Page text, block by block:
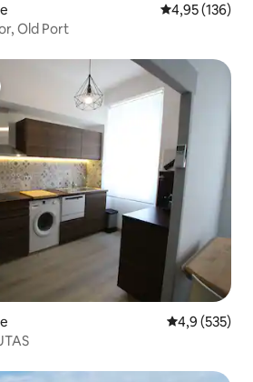
Vidutinis
4,95 (136)
Old Port
Vidutinis
4,9 (535)